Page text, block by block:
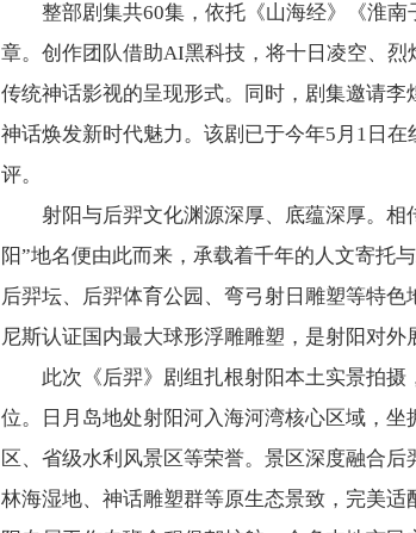
整部剧集共60集，依托《山海经》《淮南
章。创作团队借助AI黑科技，将十日凌空、
传统神话影视的呈现形式。同时，剧集邀请
神话焕发新时代魅力。该剧已于今年5月1日
评。
射阳与后羿文化渊源深厚、底蕴深厚。相
阳”地名便由此而来，承载着千年的人文寄托
后羿坛、后羿体育公园、弯弓射日雕塑等特
尼斯认证国内最大球形浮雕雕塑，是射阳对外
此次《后羿》剧组扎根射阳本土实景拍摄
位。日月岛地处射阳河入海河湾核心区域，
区、省级水利风景区等荣誉。景区深度融合
林海湿地、神话雕塑群等原生态景致，完美